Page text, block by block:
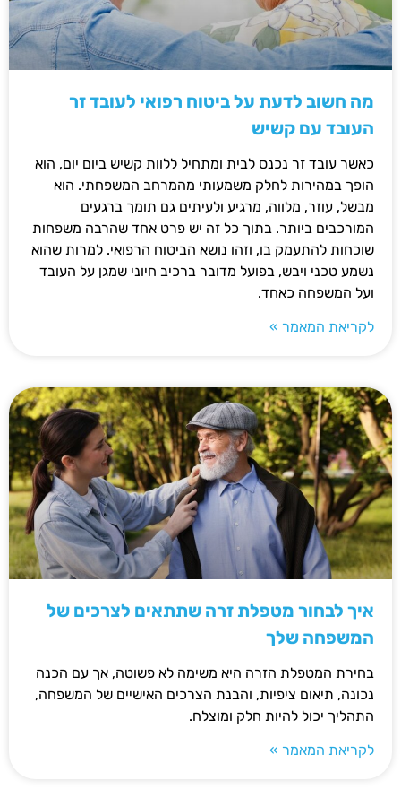
מה חשוב לדעת על ביטוח רפואי לעובד זר
העובד עם קשיש
כאשר עובד זר נכנס לבית ומתחיל ללוות קשיש ביום יום, הוא
הופך במהירות לחלק משמעותי מהמרחב המשפחתי. הוא
מבשל, עוזר, מלווה, מרגיע ולעיתים גם תומך ברגעים
המורכבים ביותר. בתוך כל זה יש פרט אחד שהרבה משפחות
שוכחות להתעמק בו, וזהו נושא הביטוח הרפואי. למרות שהוא
נשמע טכני ויבש, בפועל מדובר ברכיב חיוני שמגן על העובד
ועל המשפחה כאחד.
לקריאת המאמר »
איך לבחור מטפלת זרה שתתאים לצרכים של
המשפחה שלך
בחירת המטפלת הזרה היא משימה לא פשוטה, אך עם הכנה
נכונה, תיאום ציפיות, והבנת הצרכים האישיים של המשפחה,
התהליך יכול להיות חלק ומוצלח.
לקריאת המאמר »